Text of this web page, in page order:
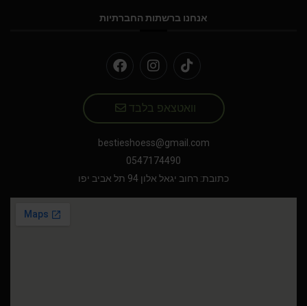
אנחנו ברשתות החברתיות
וואטצאפ בלבד
bestieshoess@gmail.com
0547174490
כתובת: רחוב יגאל אלון 94 תל אביב יפו